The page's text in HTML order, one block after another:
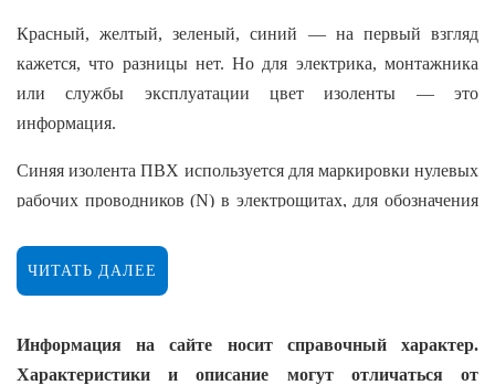
Красный, желтый, зеленый, синий — на первый взгляд
кажется, что разницы нет. Но для электрика, монтажника
или службы эксплуатации цвет изоленты — это
информация.
Синяя изолента ПВХ используется для маркировки нулевых
рабочих проводников (N) в электрощитах, для обозначения
кабельных жгутов и для разметки этапов монтажа. Один
цвет — одно значение. Без путаницы, без ошибок, без
ООО «Гектор» предлагает синюю изоленту, которая держит
ЧИТАТЬ ДАЛЕЕ
Информация на сайте носит справочный характер.
Характеристики и описание могут отличаться от